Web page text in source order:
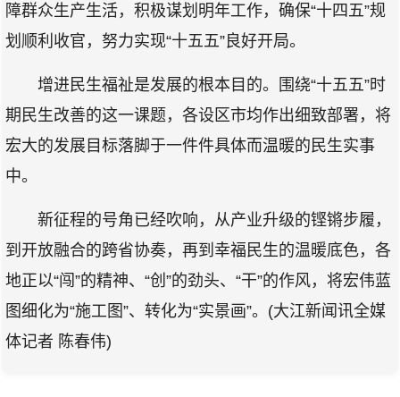
障群众生产生活，积极谋划明年工作，确保“十四五”规
划顺利收官，努力实现“十五五”良好开局。
增进民生福祉是发展的根本目的。围绕“十五五”时
期民生改善的这一课题，各设区市均作出细致部署，将
宏大的发展目标落脚于一件件具体而温暖的民生实事
中。
新征程的号角已经吹响，从产业升级的铿锵步履，
到开放融合的跨省协奏，再到幸福民生的温暖底色，各
地正以“闯”的精神、“创”的劲头、“干”的作风，将宏伟蓝
图细化为“施工图”、转化为“实景画”。(大江新闻讯全媒
体记者 陈春伟)